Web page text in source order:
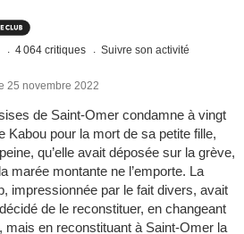
4 064 critiques Suivre son activité
25 novembre 2022
de Saint-Omer condamne à vingt
Kabou pour la mort de sa petite fille,
qu’elle avait déposée sur la grève,
marée montante ne l’emporte. La
impressionnée par le fait divers, avait
de le reconstituer, en changeant
mais en reconstituant à Saint-Omer la